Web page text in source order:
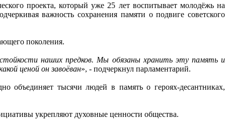
проекта, который уже 25 лет воспитывает молодёжь на
важность сохранения памяти о подвиге советского
поколения.
наших предков. Мы обязаны хранить эту память и
ценой он завоёван», - подчеркнул парламентарий.
объединяет тысячи людей в память о героях-десантниках,
укрепляют духовные ценности общества.